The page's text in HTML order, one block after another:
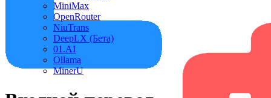
MiniMax
OpenRouter
NiuTrans
DeepLX (Бета)
01.AI
Ollama
MinerU